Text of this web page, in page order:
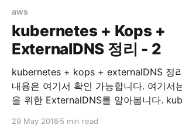
aws
kubernetes + Kops +
ExternalDNS 정리 - 2
kubernetes + kops + externalDNS 정리 두번
내용은 여기서 확인 가능합니다. 여기서는 Route53 연동
을 위한 ExternalDNS를 알아봅니다. kubernetes + kops
Services 들을 위해 Route53 연동을 시
29 May 2018 5 min read